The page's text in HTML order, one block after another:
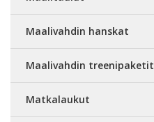
Maalivahdin hanskat
Maalivahdin treenipaketit
Matkalaukut